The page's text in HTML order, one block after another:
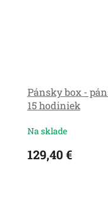
Pánsky box -
15 hodiniek
Na sklade
129,40 €